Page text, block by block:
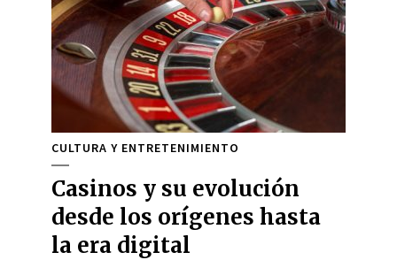
CULTURA Y ENTRETENIMIENTO
Casinos y su evolución
desde los orígenes hasta
la era digital